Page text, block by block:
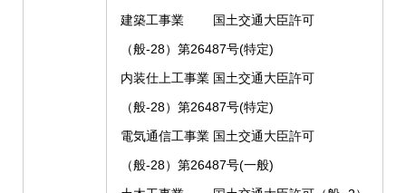
建築工事業 国土交通大臣許可
（般-28）第26487号(特定)
内装仕上工事業 国土交通大臣許可
（般-28）第26487号(特定)
電気通信工事業 国土交通大臣許可
（般-28）第26487号(一般)